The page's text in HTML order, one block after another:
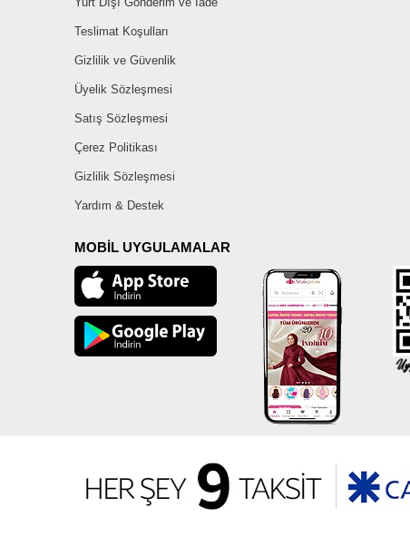
Teslimat Koşulları
Gizlilik ve Güvenlik
Üyelik Sözleşmesi
Satış Sözleşmesi
Çerez Politikası
Gizlilik Sözleşmesi
Yardım & Destek
MOBİL UYGULAMALAR